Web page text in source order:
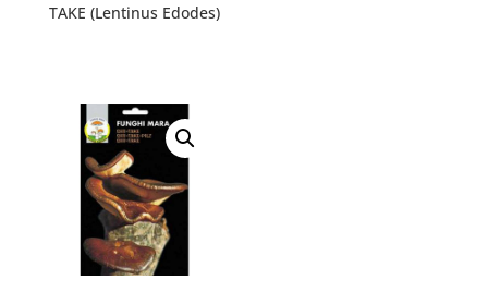
TAKE (Lentinus Edodes)